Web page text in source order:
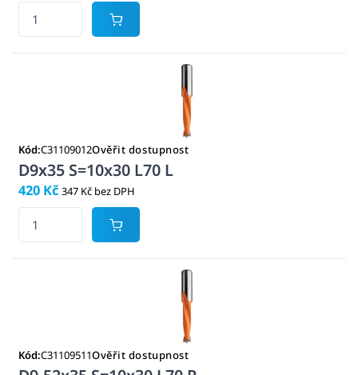
Kód:C31109012Ověřit dostupnost
D9x35 S=10x30 L70 L
420 Kč 347 Kč bez DPH
Kód:C31109511Ověřit dostupnost